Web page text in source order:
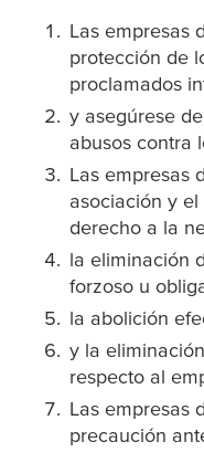
Las empresas
protección de
proclamados
y asegúrese
abusos contra
Las empresas
asociación y
derecho a la
la eliminación
forzoso u
la abolición
y la
respecto al
Las empresas
precaución